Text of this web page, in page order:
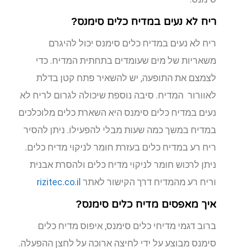
ריח לא נעים במדיח כלים סימנס?
ריח לא נעים במדיח כלים סימנס יכול להיגרם
משאריות של מים שעומדים בתחתית המדיח. כדי
לצמצם את התופעה, יש להשאיר פתח קטן בדלת
לאוורור המדיח. סיבה נוספת שיכולה לגרום לריח לא
נעים במדיח כלים סימנס היא השארת כלים מלוכלכים
במדיח במשך כמה שעות מבלי להפעילו. ניתן להסיר
ריח רע במדיח כלים בעזרת חומר לניקוי מדיח כלים.
ניתן לרכוש חומר לניקוי מדיח כלים ולהסרת אבנית
וריח רע מהמדיח דרך הקישור לאתר rizitec.co.il
איך מאפסים מדיח כלים סימנס?
ברוב דגמי מדיחי כלים סימנס, איפוס מדיח כלים
סימנס מבוצע על ידי לחיצה ארוכה על לחצן ההפעלה.